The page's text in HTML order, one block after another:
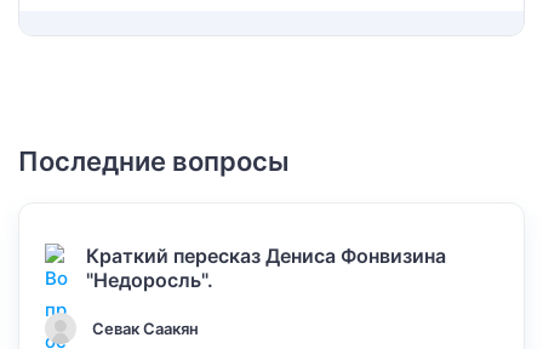
Последние вопросы
Краткий пересказ Дениса Фонвизина
"Недоросль".
Севак Саакян